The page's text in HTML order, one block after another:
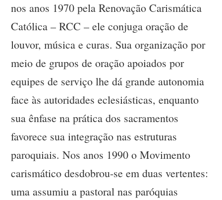
nos anos 1970 pela Renovação Carismática
Católica – RCC – ele conjuga oração de
louvor, música e curas. Sua organização por
meio de grupos de oração apoiados por
equipes de serviço lhe dá grande autonomia
face às autoridades eclesiásticas, enquanto
sua ênfase na prática dos sacramentos
favorece sua integração nas estruturas
paroquiais. Nos anos 1990 o Movimento
carismático desdobrou-se em duas vertentes:
uma assumiu a pastoral nas paróquias